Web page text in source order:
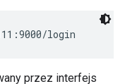
login
przez interfejs